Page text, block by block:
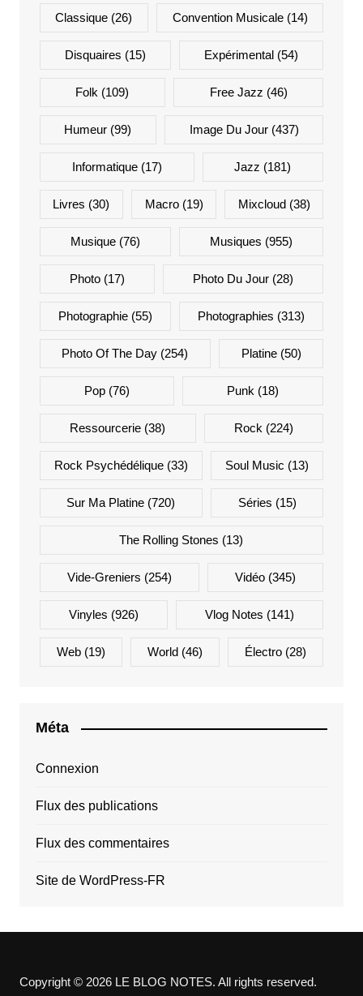
Classique (26) Convention Musicale(14)
Disquaires (15) Expérimental (54)
Folk (109) Free Jazz (46)
Humeur (99) Image Du Jour(437)
Informatique(17) Jazz (181)
Livres (30) Macro(19) Mixcloud(38)
Musique(76) Musiques (955)
Photo(17) Photo Du Jour (28)
Photographie(55) Photographies (313)
Photo Of The Day (254) Platine(50)
Pop(76) Punk (18)
Ressourcerie (38) Rock(224)
Rock Psychédélique(33) Soul Music (13)
Sur Ma Platine (720) Séries (15)
The Rolling Stones (13)
Vide-Greniers (254) Vidéo (345)
Vinyles (926) Vlog Notes (141)
Web(19) World (46) Électro (28)
Méta
Connexion
Flux des publications
Flux des commentaires
Site de WordPress-FR
Copyright © 2026 LE BLOG NOTES. All rights reserved.